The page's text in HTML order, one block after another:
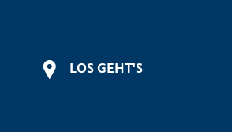
LOS GEHT'S